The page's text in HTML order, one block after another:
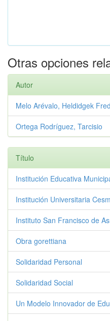
Otras opciones
Autor
Melo Arévalo, Heldidgek
Ortega Rodríguez, Tarcisio
Título
Institución Educativa
Institución Universitaria
Instituto San Francisco de
Obra gorettiana
Solidaridad Personal
Solidaridad Social
Un Modelo Innovador de